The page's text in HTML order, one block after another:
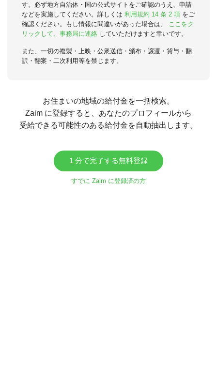
す。必ず地方自治体・国の公式サイトをご確認のうえ、申請
などを実施してください。詳しくは 利用規約 14 条 2 項 をご
確認ください。もし情報に間違いがあった場合は、
ここをク
リックして、事務局に連絡 していただけますと幸いです。
また、一切の複製・上映・公衆送信・頒布・譲渡・貸与・翻
訳・翻案・二次利用等を禁じます。
お住まいの地域の給付金を一括検索。
Zaim に登録すると、あなたのプロフィールから
受給できる可能性のある給付金を自動抽出します。
1 分で完了する無料登録
すでに Zaim に登録済の方